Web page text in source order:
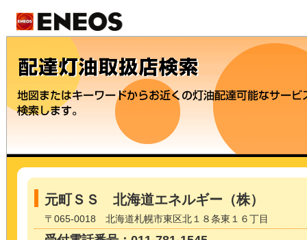
元町ＳＳ 北海道エネルギー（株）
〒065-0018 北海道札幌市東区北１８条東１６丁目